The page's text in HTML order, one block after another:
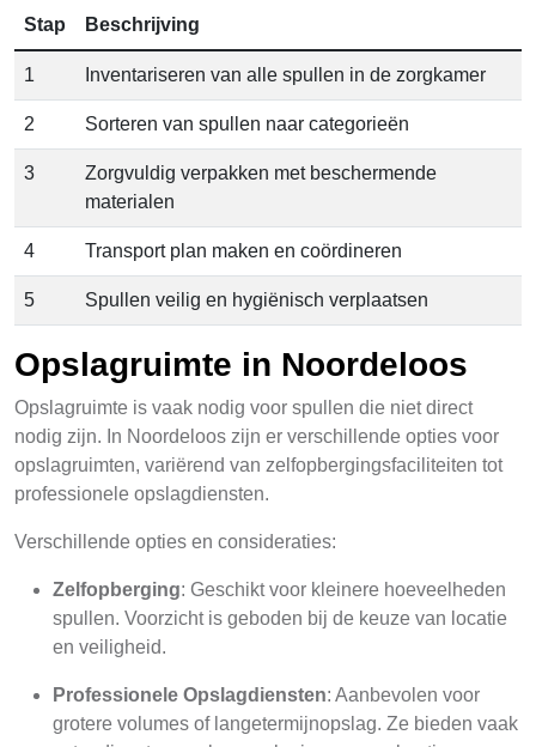
Stap Beschrijving
1 Inventariseren van alle spullen in de zorgkamer
2 Sorteren van spullen naar categorieën
3
Zorgvuldig verpakken met beschermende
materialen
4 Transport plan maken en coördineren
5 Spullen veilig en hygiënisch verplaatsen
Opslagruimte in Noordeloos
Opslagruimte is vaak nodig voor spullen die niet direct
nodig zijn. In Noordeloos zijn er verschillende opties voor
opslagruimten, variërend van zelfopbergingsfaciliteiten tot
professionele opslagdiensten.
Verschillende opties en consideraties:
Zelfopberging: Geschikt voor kleinere hoeveelheden
spullen. Voorzicht is geboden bij de keuze van locatie
en veiligheid.
Professionele Opslagdiensten: Aanbevolen voor
grotere volumes of langetermijnopslag. Ze bieden vaak